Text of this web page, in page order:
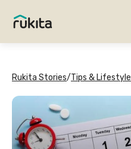
Rukita Stories/Tips & Lifestyle